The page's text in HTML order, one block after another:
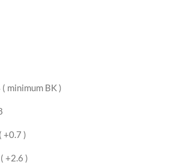
BK )
)
)